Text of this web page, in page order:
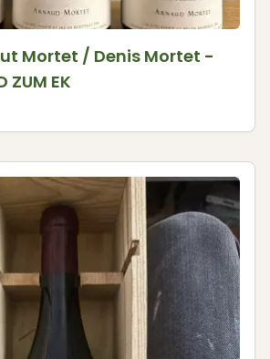
Mortet / Denis Mortet -
ZUM EK